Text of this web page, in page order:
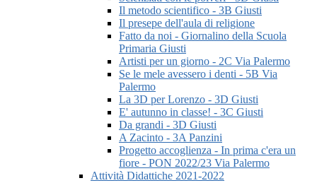
Il metodo scientifico - 3B Giusti
Il presepe dell'aula di religione
Fatto da noi - Giornalino della Scuola
Primaria Giusti
Artisti per un giorno - 2C Via Palermo
Se le mele avessero i denti - 5B Via
Palermo
La 3D per Lorenzo - 3D Giusti
E' autunno in classe! - 3C Giusti
Da grandi - 3D Giusti
A Zacinto - 3A Panzini
Progetto accoglienza - In prima c'era un
fiore - PON 2022/23 Via Palermo
Attività Didattiche 2021-2022